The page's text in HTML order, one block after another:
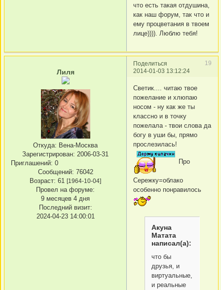
что есть такая отдушина,
как наш форум, так что и
ему процветания в твоем
лице)))). Люблю тебя!
Поделиться
19
2014-01-03 13:12:24
Лиля
Откуда: Вена-Москва
Зарегистрирован: 2006-03-31
Приглашений: 0
Сообщений: 76042
Возраст: 61 [1964-10-04]
Провел на форуме:
9 месяцев 4 дня
Последний визит:
2024-04-23 14:00:01
Светик.... читаю твое
пожелание и хлюпаю
носом - ну как же ты
классно и в точку
пожелала - твои слова да
богу в уши бы, прямо
прослезилась!
Про
Сережку=облако
особенно понравилось
Акуна
Матата
написал(а):
что бы
друзья, и
виртуальные,
и реальные